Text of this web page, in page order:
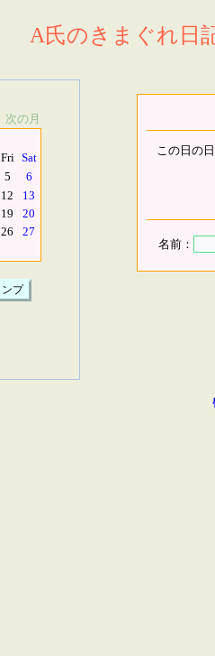
A氏のきまぐれ日
次の月
Fri Sat
5
6
12
13
19
20
26
27
この日の
名前：